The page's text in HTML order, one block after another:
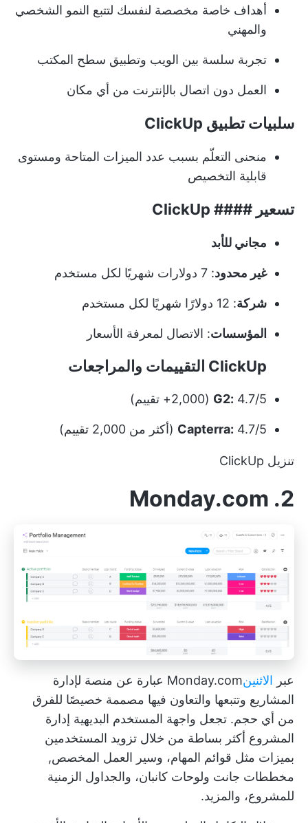
أهداف خاصة مخصصة لنفسك لتتبع النمو الشخصي
والمهني
تجربة سلسة بين الويب وتطبيق سطح المكتب
العمل دون اتصال بالإنترنت من أي مكان
سلبيات تطبيق ClickUp
منحنى التعلّم بسبب عدد الميزات المتاحة ومستوى
قابلية التخصيص
تسعير #### ClickUp
مجاني للأبد
غير محدود: 7 دولارات شهريًا لكل مستخدم
شركة: 12 دولارًا شهريًا لكل مستخدم
المؤسسات: الاتصال لمعرفة الأسعار
ClickUp التقييمات والمراجعات
G2: 4.7/5 (2,000+ تقييم)
Capterra: 4.7/5 (أكثر من 2,000 تقييم)
تنزيل ClickUp
2. Monday.com
عبر الاثنينMonday.com عبارة عن منصة لإدارة
المشاريع وتتبعها والتعاون فيها مصممة خصيصًا للفرق
من أي حجم. تجعل واجهة المستخدم البديهية إدارة
المشروع أكثر بساطة من خلال تزويد المستخدمين
بميزات مثل قوائم المهام، وسير العمل المخصص,
مخططات جانت ولوحات كانبان، والجداول الزمنية
للمشروع، والمزيد.